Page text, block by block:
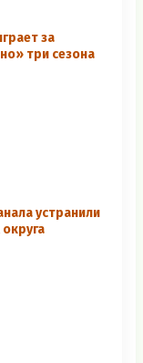
за
три сезона
устранили